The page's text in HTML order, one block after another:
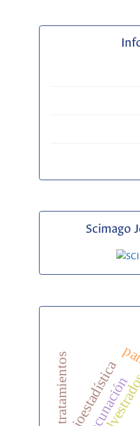
Scimago
vacunación
bioestadística
tratamientos